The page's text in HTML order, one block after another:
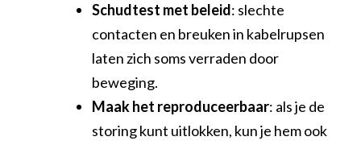
Schudtest met beleid: slechte
contacten en breuken in kabelrupsen
laten zich soms verraden door
beweging.
Maak het reproduceerbaar: als je de
storing kunt uitlokken, kun je hem ook